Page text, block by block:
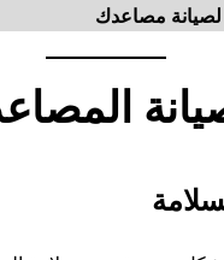
لصيانة مصاعدك